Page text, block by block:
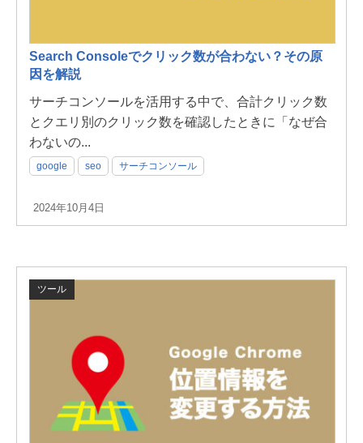
Search Consoleでクリック数が合わない？その原
因を解説
サーチコンソールを活用する中で、合計クリック数
とクエリ別のクリック数を確認したときに「なぜ合
わないの...
google seo サーチコンソール
2024年10月4日
ツール